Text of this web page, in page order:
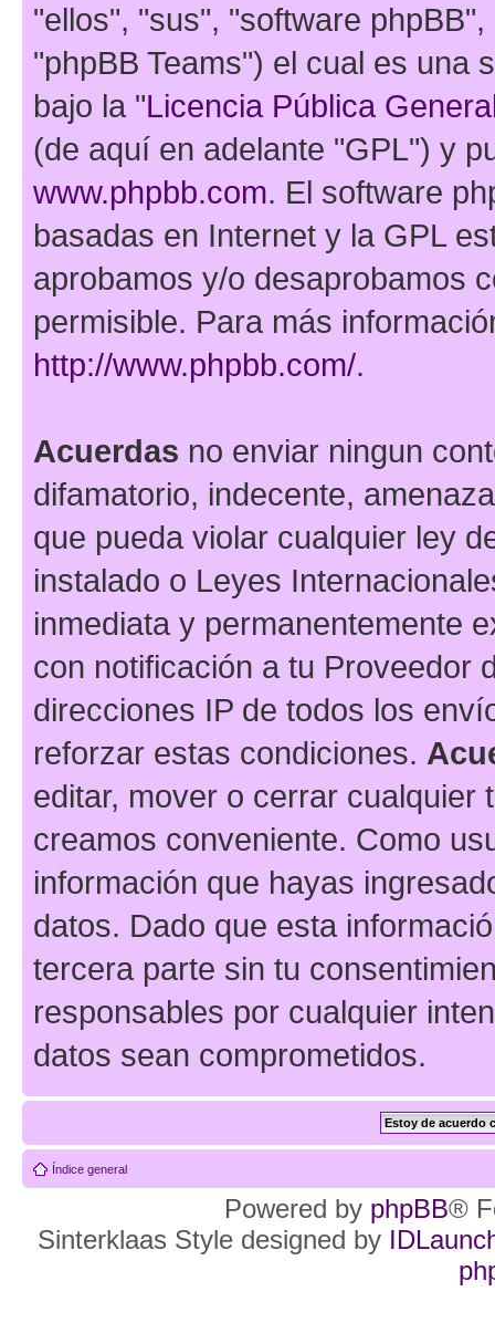
"ellos", "sus", "software
"phpBB Teams") el cual es una
bajo la "Licencia Pública
(de aquí en adelante "GPL") y
www.phpbb.com. El software
basadas en Internet y la GPL
aprobamos y/o desaprobamos
permisible. Para más
http://www.phpbb.com/.
Acuerdas no enviar ningun
difamatorio, indecente,
que pueda violar cualquier ley
instalado o Leyes
inmediata y permanentemente
con notificación a tu Proveedor
direcciones IP de todos los
reforzar estas condiciones.
editar, mover o cerrar cualquier
creamos conveniente. Como
información que hayas
datos. Dado que esta
tercera parte sin tu
responsables por cualquier
datos sean comprometidos.
Índice general
Powered by phpBB®
Sinterklaas Style designed by